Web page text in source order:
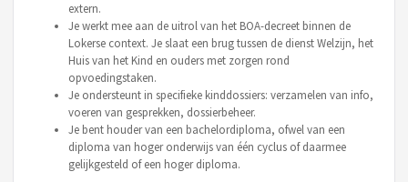
extern.
Je werkt mee aan de uitrol van het BOA-decreet binnen de
Lokerse context. Je slaat een brug tussen de dienst Welzijn, het
Huis van het Kind en ouders met zorgen rond
opvoedingstaken.
Je ondersteunt in specifieke kinddossiers: verzamelen van info,
voeren van gesprekken, dossierbeheer.
Je bent houder van een bachelordiploma, ofwel van een
diploma van hoger onderwijs van één cyclus of daarmee
gelijkgesteld of een hoger diploma.